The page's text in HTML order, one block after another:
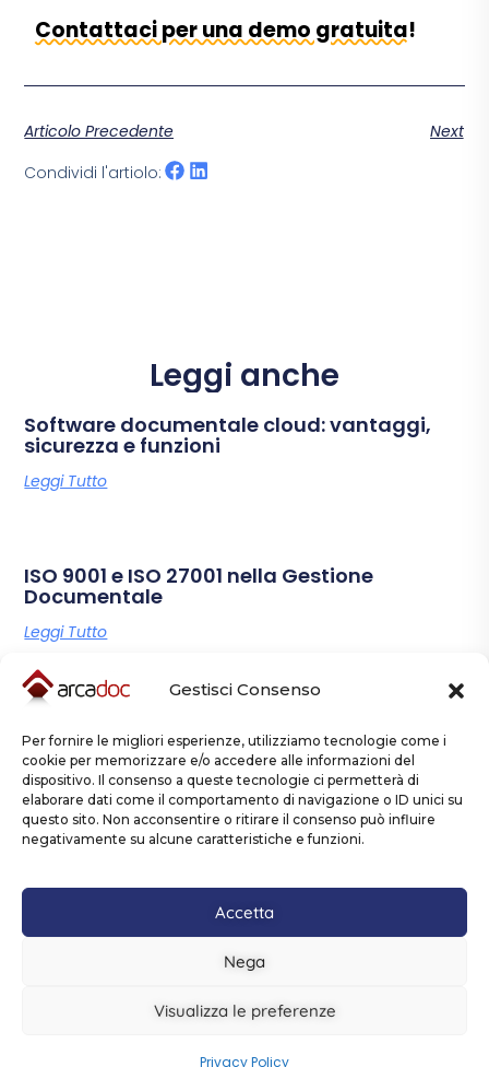
Gestisci Consenso
Per fornire le migliori esperienze, utilizziamo tecnologie come i
cookie per memorizzare e/o accedere alle informazioni del
dispositivo. Il consenso a queste tecnologie ci permetterà di
elaborare dati come il comportamento di navigazione o ID unici su
questo sito. Non acconsentire o ritirare il consenso può influire
negativamente su alcune caratteristiche e funzioni.
Accetta
Nega
Visualizza le preferenze
Privacy Policy
Contattaci per una demo gratuita!
Articolo Precedente
Next
Condividi l'artiolo:
Leggi anche
Software documentale cloud: vantaggi,
sicurezza e funzioni
Leggi Tutto
ISO 9001 e ISO 27001 nella Gestione
Documentale
Leggi Tutto
Contattaci
Copyright © Arcadoc è un prodotto creato e distribuito da
P.iva 02325920482Politica della Qualità